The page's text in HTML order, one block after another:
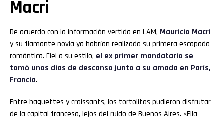
Macri
De acuerdo con la información vertida en LAM, Mauricio Macri
y su flamante novia ya habrían realizado su primera escapada
romántica. Fiel a su estilo, el ex primer mandatario se
tomó unos días de descanso junto a su amada en París,
Francia.
Entre baguettes y croissants, los tortolitos pudieron disfrutar
de la capital francesa, lejos del ruido de Buenos Aires. «Ella